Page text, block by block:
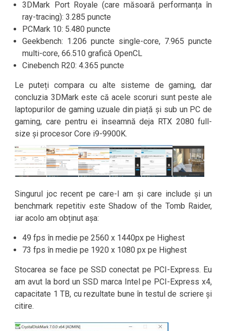
3DMark Port Royale (care măsoară performanța în
ray-tracing): 3.285 puncte
PCMark 10: 5.480 puncte
Geekbench: 1.206 puncte single-core, 7.965 puncte
multi-core, 66.510 grafică OpenCL
Cinebench R20: 4.365 puncte
Le puteți compara cu alte sisteme de gaming, dar
concluzia 3DMark este că acele scoruri sunt peste ale
laptopurilor de gaming uzuale din piață și sub un PC de
gaming, care pentru ei înseamnă deja RTX 2080 full-
size și procesor Core i9-9900K.
Singurul joc recent pe care-l am și care include și un
benchmark repetitiv este Shadow of the Tomb Raider,
iar acolo am obținut așa:
49 fps în medie pe 2560 x 1440px pe Highest
73 fps în medie pe 1920 x 1080 px pe Highest
Stocarea se face pe SSD conectat pe PCI-Express. Eu
am avut la bord un SSD marca Intel pe PCI-Express x4,
capacitate 1 TB, cu rezultate bune în testul de scriere și
citire.